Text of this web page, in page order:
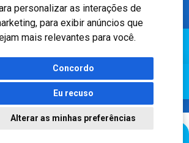
personalizar as interações de
, para exibir anúncios que
mais relevantes para você.
Concordo
Eu recuso
Alterar as minhas preferências
Dr. Luiz Antonio Nasi - CREMERS 11217
de Vento - Registro Empresa (CRM-RS): 425